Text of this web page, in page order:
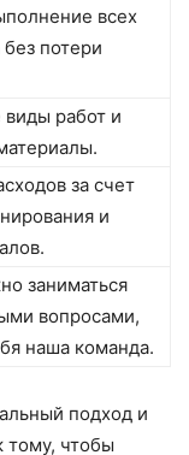
всех
потери
виды работ и
за счет
и
заниматься
вопросами,
наша команда.
подход и
тому, чтобы